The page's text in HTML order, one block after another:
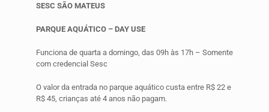
SESC SÃO MATEUS
PARQUE AQUÁTICO – DAY USE
Funciona de quarta a domingo, das 09h às 17h – Somente
com credencial Sesc
O valor da entrada no parque aquático custa entre R$ 22 e
R$ 45, crianças até 4 anos não pagam.